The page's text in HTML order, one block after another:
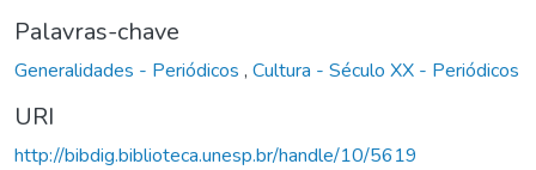
Palavras-chave
Generalidades - Periódicos , Cultura - Século XX - Periódicos
URI
http://bibdig.biblioteca.unesp.br/handle/10/5619